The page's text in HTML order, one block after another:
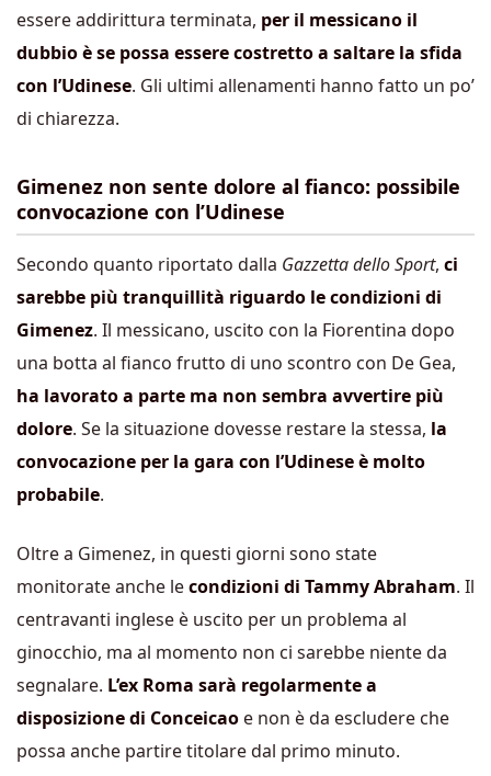
essere addirittura terminata, per il messicano il
dubbio è se possa essere costretto a saltare la sfida
con l’Udinese. Gli ultimi allenamenti hanno fatto un po’
di chiarezza.
Gimenez non sente dolore al fianco: possibile
convocazione con l’Udinese
Secondo quanto riportato dalla Gazzetta dello Sport, ci
sarebbe più tranquillità riguardo le condizioni di
Gimenez. Il messicano, uscito con la Fiorentina dopo
una botta al fianco frutto di uno scontro con De Gea,
ha lavorato a parte ma non sembra avvertire più
dolore. Se la situazione dovesse restare la stessa, la
convocazione per la gara con l’Udinese è molto
probabile.
Oltre a Gimenez, in questi giorni sono state
monitorate anche lecondizioni di Tammy Abraham. Il
centravanti inglese è uscito per un problema al
ginocchio, ma al momento non ci sarebbe niente da
segnalare. L’ex Roma sarà regolarmente a
disposizione di Conceicao e non è da escludere che
possa anche partire titolare dal primo minuto.